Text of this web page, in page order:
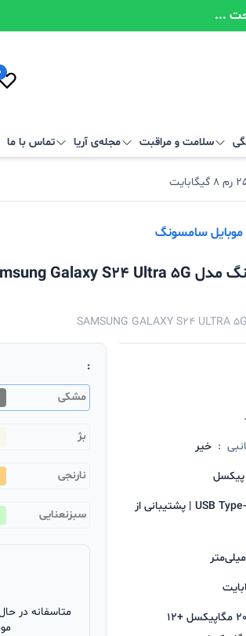
...
سلامت و مراقبت مجله‌ی آریا تماس با ما
سامسونگ
SAMSUNG GALAXY S24 ULTRA
: خیر
USB Type-C 3.2 | پشتیبانی از
چهارگانه 200 مگاپیکسل +12
:
مشکی
بژ
نارنجی
سبزنعنایی
متاسفانه در